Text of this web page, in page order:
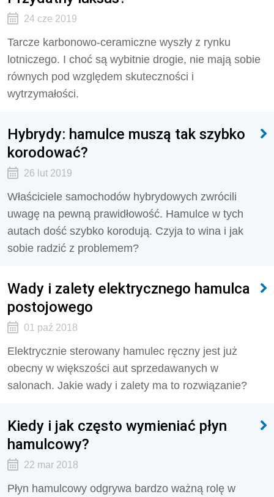
24 cze 2019
Tarcze karbonowo-ceramiczne wyszły z rynku
lotniczego. I choć są wybitnie drogie, nie mają sobie
równych pod względem skuteczności i
wytrzymałości.
Hybrydy: hamulce muszą tak szybko
korodować?
26 lut 2019
Właściciele samochodów hybrydowych zwrócili
uwagę na pewną prawidłowość. Hamulce w tych
autach dość szybko korodują. Czyja to wina i jak
sobie radzić z problemem?
Wady i zalety elektrycznego hamulca
postojowego
01 paź 2018
Elektrycznie sterowany hamulec ręczny jest już
obecny w większości aut sprzedawanych w
salonach. Jakie wady i zalety ma to rozwiązanie?
Kiedy i jak często wymieniać płyn
hamulcowy?
22 mar 2018
Płyn hamulcowy odgrywa bardzo ważną rolę w